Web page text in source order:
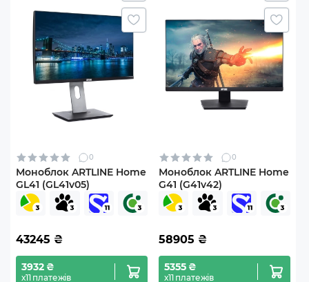
0
Моноблок ARTLINE Home
GL41 (GL41v05)
43245 ₴
3932 ₴
х11 платежів
0
Моноблок ARTLINE Home
G41 (G41v42)
58905 ₴
5355 ₴
х11 платежів